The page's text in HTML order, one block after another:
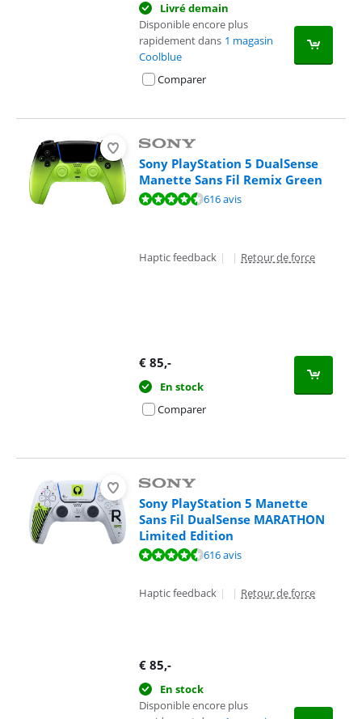
Livré demain
Disponible encore plus
rapidement dans 1 magasin
Coolblue
Comparer
Sony PlayStation 5 DualSense
Manette Sans Fil Remix Green
La note est de 9,4 sur 10, basée sur 616 avis.
616 avis
Haptic feedback | | Retour de force
€ 85,-
En stock
Comparer
Sony PlayStation 5 Manette
Sans Fil DualSense MARATHON
Limited Edition
La note est de 9,4 sur 10, basée sur 616 avis.
616 avis
Haptic feedback | | Retour de force
€ 85,-
En stock
Disponible encore plus